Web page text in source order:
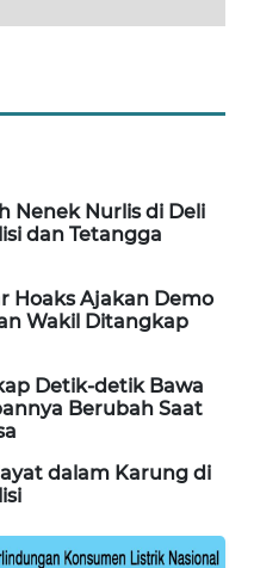
Nenek Nurlis di Deli
dan Tetangga
Hoaks Ajakan Demo
Wakil Ditangkap
Detik-detik Bawa
Berubah Saat
dalam Karung di